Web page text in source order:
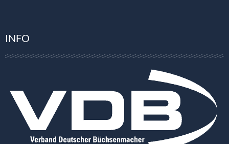
INFO